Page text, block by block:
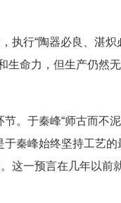
行“陶器必良、湛炽
生命力，但生产仍然
于秦峰“师古而不
秦峰始终坚持工艺
这一预言在几年以前